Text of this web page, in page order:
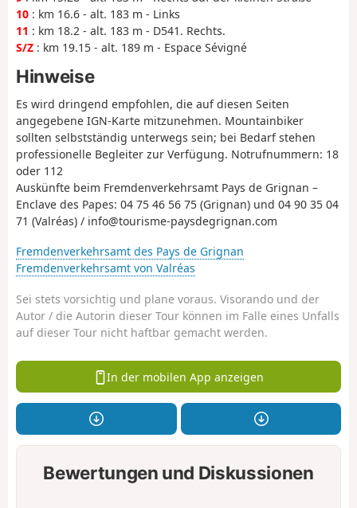
10 : km 16.6 - alt. 183 m - Links
11 : km 18.2 - alt. 183 m - D541. Rechts.
S/Z : km 19.15 - alt. 189 m - Espace Sévigné
Hinweise
Es wird dringend empfohlen, die auf diesen Seiten
angegebene IGN-Karte mitzunehmen. Mountainbiker
sollten selbstständig unterwegs sein; bei Bedarf stehen
professionelle Begleiter zur Verfügung. Notrufnummern: 18
oder 112
Auskünfte beim Fremdenverkehrsamt Pays de Grignan –
Enclave des Papes: 04 75 46 56 75 (Grignan) und 04 90 35 04
71 (Valréas) / info@tourisme-paysdegrignan.com
Fremdenverkehrsamt des Pays de Grignan
Fremdenverkehrsamt von Valréas
Sei stets vorsichtig und plane voraus. Visorando und der
Autor / die Autorin dieser Tour können im Falle eines Unfalls
auf dieser Tour nicht haftbar gemacht werden.
In der mobilen App anzeigen
Bewertungen und Diskussionen